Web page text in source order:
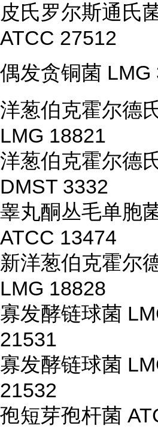
皮氏罗尔斯通氏
ATCC 27512
偶发贪铜菌 LMG
洋葱伯克霍尔德
LMG 18821
洋葱伯克霍尔德
DMST 3332
睾丸酮丛毛单胞
ATCC 13474
新洋葱伯克霍尔
LMG 18828
寡发酵链球菌
21531
寡发酵链球菌
21532
孢短芽孢杆菌